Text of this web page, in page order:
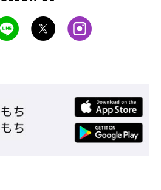
かかるかもしれませんが、少しずつ
ね。
年12月号『「どうやって決まる
まで 猫の性格を解き明かす25のQ＆